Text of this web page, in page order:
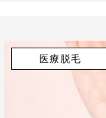
医療脱毛